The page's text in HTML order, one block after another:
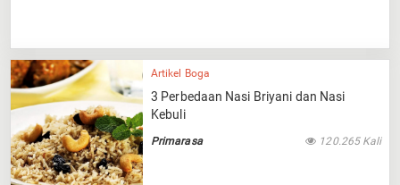
Artikel Boga
3 Perbedaan Nasi Briyani dan Nasi
Kebuli
Primarasa 120.265 Kali